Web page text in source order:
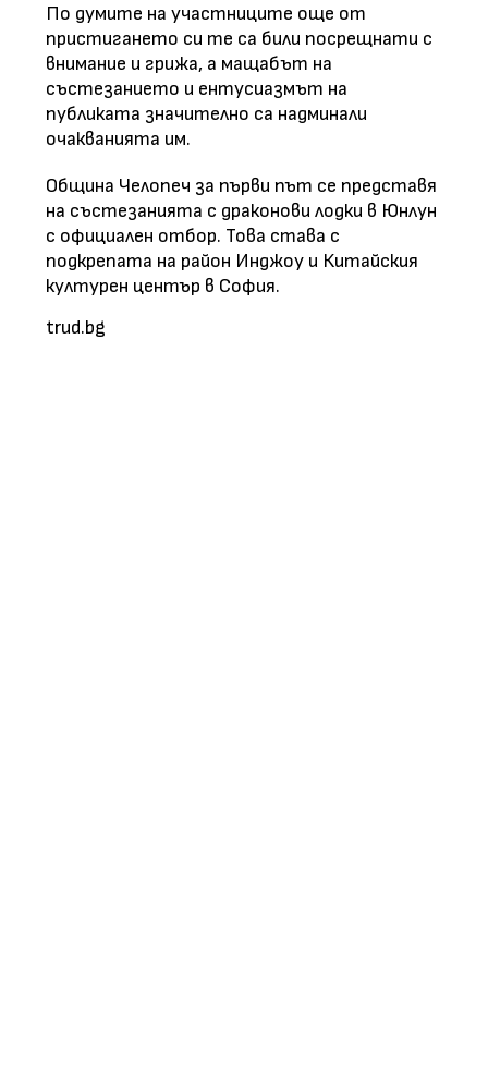
По думите на участниците още от
пристигането си те са били посрещнати с
внимание и грижа, а мащабът на
състезанието и ентусиазмът на
публиката значително са надминали
очакванията им.
Община Челопеч за първи път се представя
на състезанията с драконови лодки в Юнлун
с официален отбор. Това става с
подкрепата на район Инджоу и Китайския
културен център в София.
trud.bg